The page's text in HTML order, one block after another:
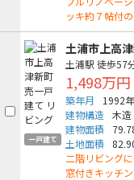
ッキ約７帖付
一戸建て
土浦市上高
土浦駅 徒歩57
1,498万円
築年月 1992
建物構造 木造
建物面積
土地面積
二階リビング
窓付きキッチ